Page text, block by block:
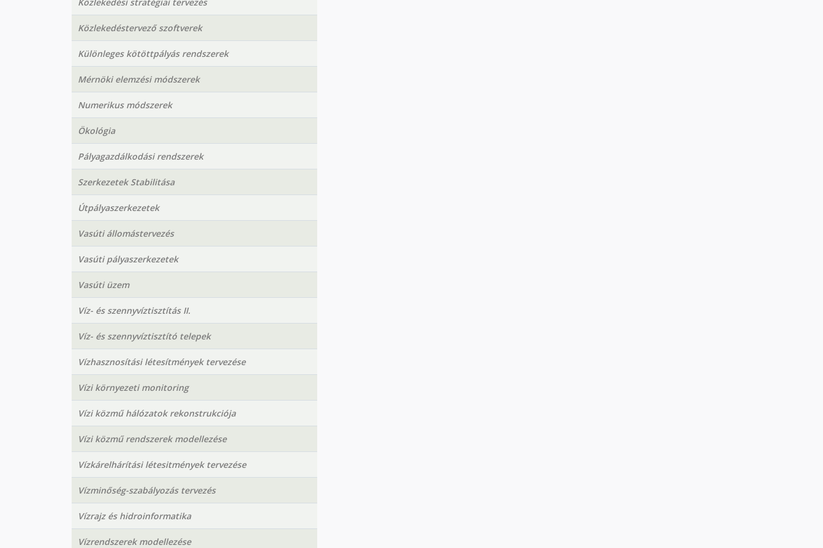
Közlekedéstervező szoftverek
Különleges kötöttpályás rendszerek
Mérnöki elemzési módszerek
Numerikus módszerek
Ökológia
Pályagazdálkodási rendszerek
Szerkezetek Stabilitása
Útpályaszerkezetek
Vasúti állomástervezés
Vasúti pályaszerkezetek
Vasúti üzem
Víz- és szennyvíztisztítás II.
Víz- és szennyvíztisztító telepek
Vízhasznosítási létesítmények tervezése
Vízi környezeti monitoring
Vízi közmű hálózatok rekonstrukciója
Vízi közmű rendszerek modellezése
Vízkárelhárítási létesitmények tervezése
Vízminőség-szabályozás tervezés
Vízrajz és hidroinformatika
Vízrendszerek modellezése